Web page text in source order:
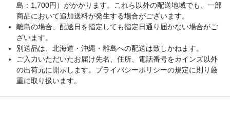
島：1,700円）がかかります。これら以外の配送地域でも、一部
商品において追加送料が発生する場合がございます。
離島の場合、配送日を指定しても指定日通り届かない場合がご
ざいます。
別送品は、北海道・沖縄・離島への配送は致しかねます。
ご入力いただいたお届け先名、住所、電話番号をカインズ以外
の出荷元に開示します。プライバシーポリシーの規定に則り厳
重に取り扱います。